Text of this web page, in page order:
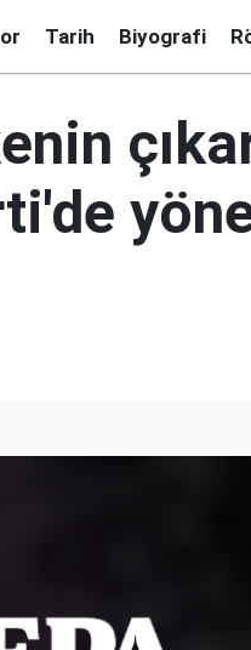
Tarih Biyografi